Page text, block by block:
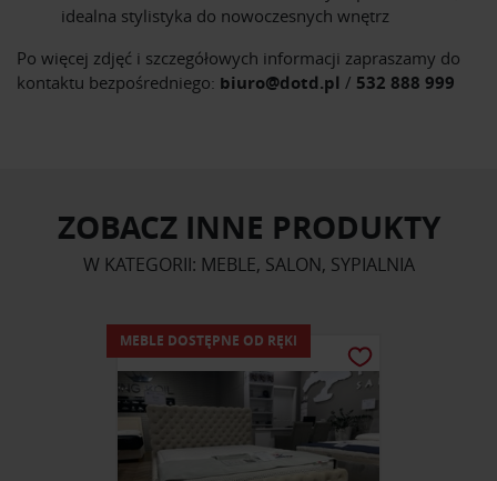
idealna stylistyka do nowoczesnych wnętrz
Po więcej zdjęć i szczegółowych informacji zapraszamy do
kontaktu bezpośredniego: biuro@dotd.pl / 532 888 999
ZOBACZ INNE PRODUKTY
W KATEGORII: MEBLE, SALON, SYPIALNIA
MEBLE DOSTĘPNE OD RĘKI